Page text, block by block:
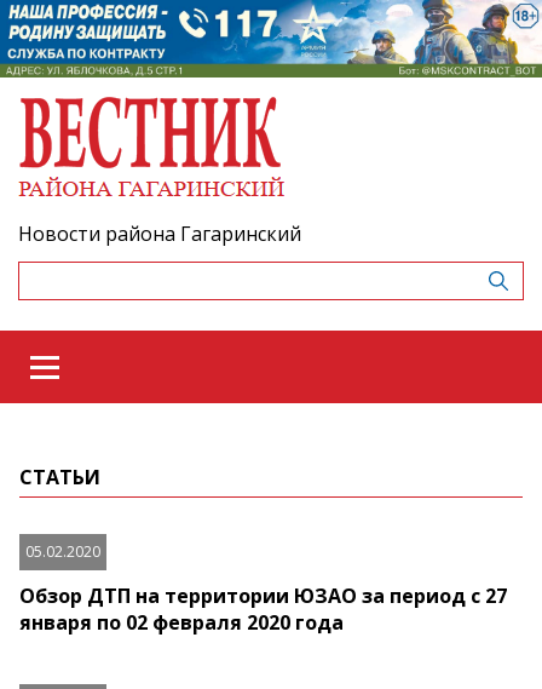
Новости района Гагаринский
СТАТЬИ
05.02.2020
Обзор ДТП на территории ЮЗАО за период с 27
января по 02 февраля 2020 года